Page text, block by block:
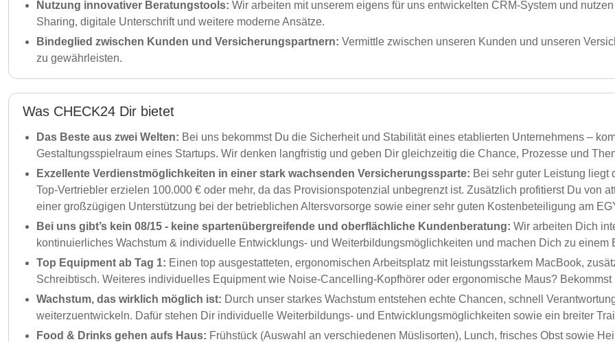
Nutzung innovativer Beratungstools: Wir arbeiten mit unserem eigens für uns entwickelten CRM-System und
Sharing, digitale Unterschrift und weitere moderne Ansätze.
Bindeglied zwischen Kunden und Versicherungspartnern: Vermittle zwischen unseren Kunden und unseren
zu gewährleisten.
Was CHECK24 Dir bietet
Das Beste aus zwei Welten: Bei uns bekommst Du die Sicherheit und Stabilität eines etablierten Unternehmens –
Gestaltungsspielraum eines Startups. Wir denken langfristig und geben Dir gleichzeitig die Chance, Prozesse und
Exzellente Verdienstmöglichkeiten in einer stark wachsenden Versicherungssparte: Bei sehr guter Leistung liegt
Top-Vertriebler erzielen 100.000 € oder mehr, da das Provisionspotenzial unbegrenzt ist. Zusätzlich profitierst Du von
einer großzügigen Unterstützung bei der betrieblichen Altersvorsorge sowie einer sehr guten Kostenbeteiligung am
Bei uns gibt’s kein 08/15 - keine spartenübergreifende und oberflächliche Kundenberatung: Wir arbeiten Dich
kontinuierliches Wachstum & individuelle Entwicklungs- und Weiterbildungsmöglichkeiten und machen Dich zu einem
Top Equipment ab Tag 1: Einen top ausgestatteten, ergonomischen Arbeitsplatz mit leistungsstarkem MacBook,
Schreibtisch. Weiteres individuelles Equipment wie Noise-Cancelling-Kopfhörer oder ergonomische Maus?
Wachstum, das wirklich möglich ist: Durch unser starkes Wachstum entstehen echte Chancen, schnell
weiterzuentwickeln. Dafür stehen Dir individuelle Weiterbildungs- und Entwicklungsmöglichkeiten sowie ein breiter
Food & Drinks gehen aufs Haus: Frühstück (Auswahl an verschiedenen Müslisorten), Lunch, frisches Obst sowie